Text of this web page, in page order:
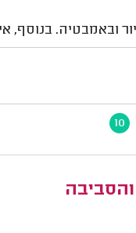
ובאמבטיה.
10
והסביבה